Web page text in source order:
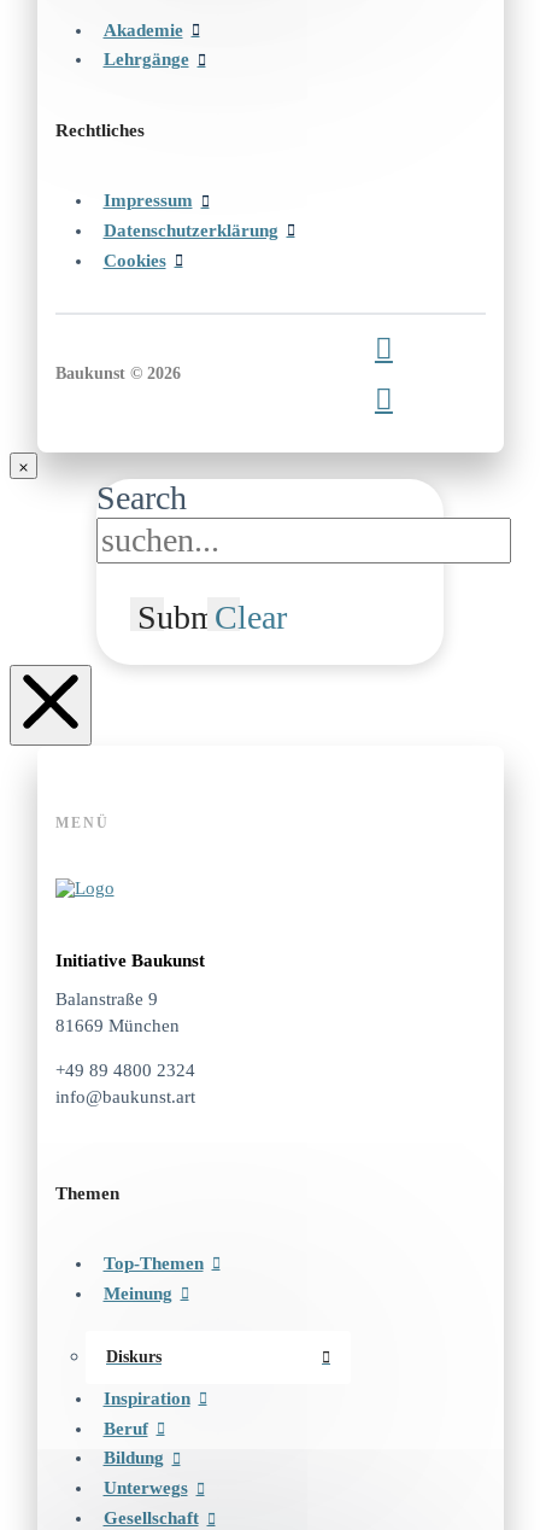
Akademie
Lehrgänge
Rechtliches
Impressum
Datenschutzerklärung
Cookies
Baukunst © 2026
Search
SubmitClear
MENÜ
Initiative Baukunst
Balanstraße 9
81669 München
+49 89 4800 2324
info@baukunst.art
Themen
Top-Themen
Meinung
Diskurs
Inspiration
Beruf
Bildung
Unterwegs
Gesellschaft